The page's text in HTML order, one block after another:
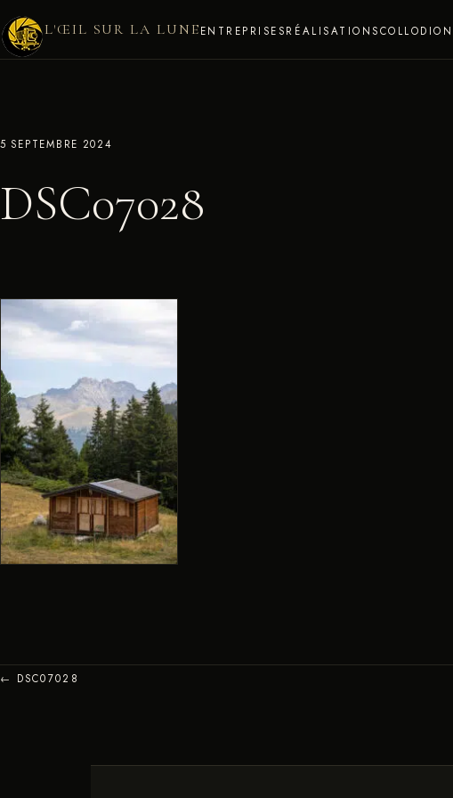
L'ŒIL SUR LA LUNEENTREPRISESRÉALISATIONSCOLLODION
5 SEPTEMBRE 2024
DSC07028
← DSC07028